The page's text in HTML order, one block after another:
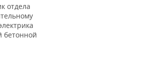
отдела
бетонной